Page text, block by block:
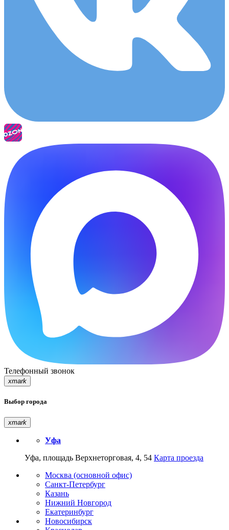
Телефонный звонок
xmark
Выбор города
xmark
Уфа
Уфа, площадь Верхнеторговая, 4, 54 Карта проезда
Москва (основной офис)
Санкт-Петербург
Казань
Нижний Новгород
Екатеринбург
Новосибирск